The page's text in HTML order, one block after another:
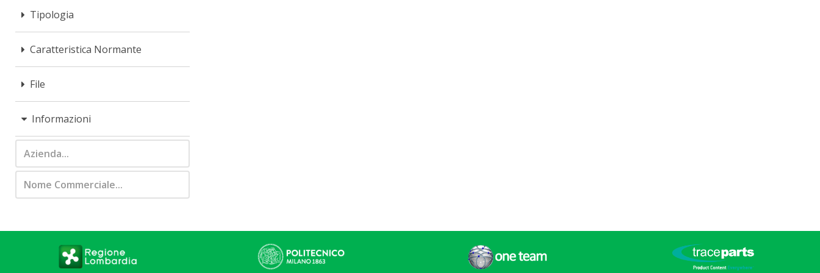
Tipologia
Caratteristica Normante
File
Informazioni